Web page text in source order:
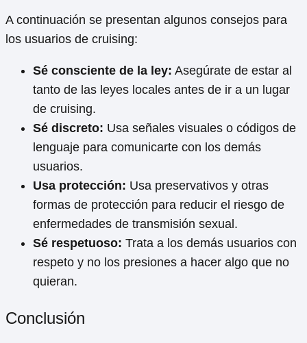
A continuación se presentan algunos consejos para
los usuarios de cruising:
Sé consciente de la ley: Asegúrate de estar al
tanto de las leyes locales antes de ir a un lugar
de cruising.
Sé discreto: Usa señales visuales o códigos de
lenguaje para comunicarte con los demás
usuarios.
Usa protección: Usa preservativos y otras
formas de protección para reducir el riesgo de
enfermedades de transmisión sexual.
Sé respetuoso: Trata a los demás usuarios con
respeto y no los presiones a hacer algo que no
quieran.
Conclusión